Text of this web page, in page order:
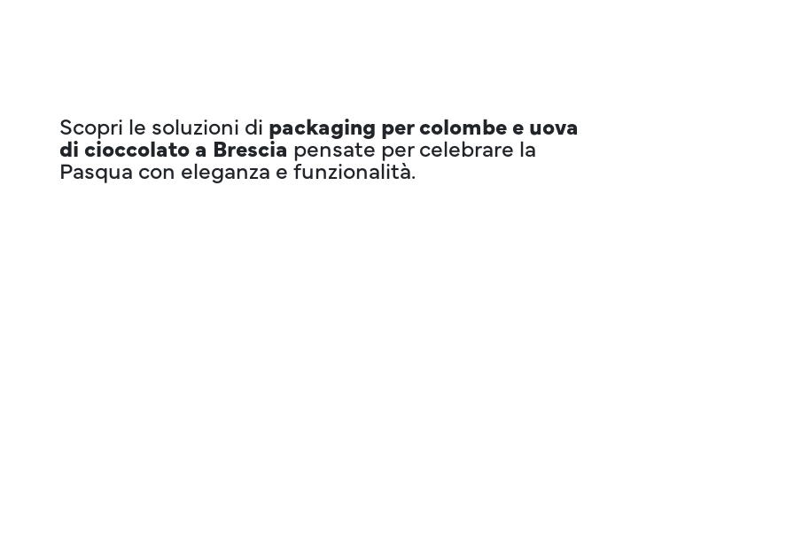
Scopri le soluzioni di packaging per colombe e uova
di cioccolato a Brescia pensate per celebrare la
Pasqua con eleganza e funzionalità.